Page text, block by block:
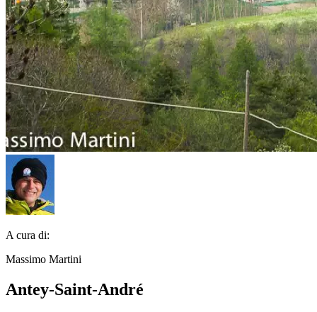
A cura di:
Massimo Martini
Antey-Saint-André